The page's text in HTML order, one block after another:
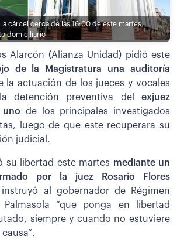
cárcel cerca de las 16:00 de este martes,
domiciliario
Alarcón (Alianza Unidad) pidió este
de la Magistratura una auditoría
la actuación de los jueces y vocales
detención preventiva del exjuez
uno de los principales investigados
luego de que este recuperara su
judicial.
su libertad este martes mediante un
por la juez Rosario Flores
instruyó al gobernador de Régimen
Palmasola “que ponga en libertad
siempre y cuando no estuviere